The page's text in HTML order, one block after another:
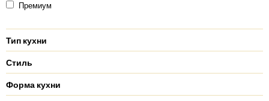
Премиум
Тип кухни
Стиль
Форма кухни